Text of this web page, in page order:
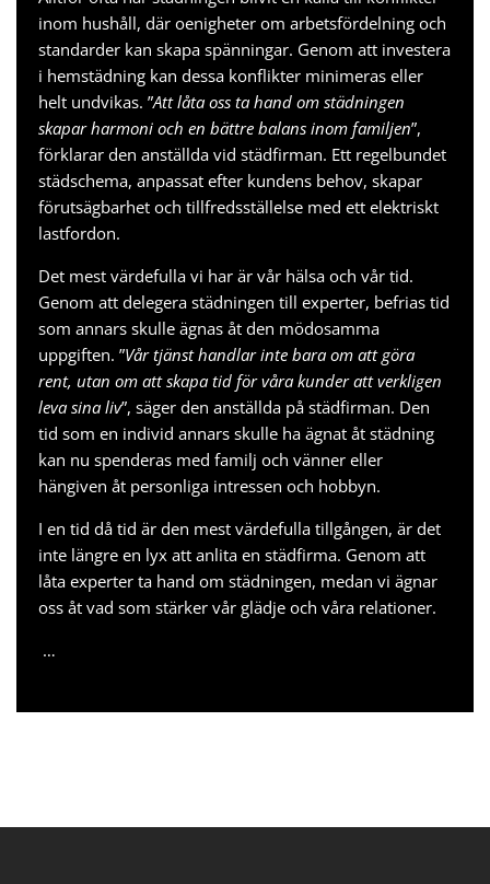
inom hushåll, där oenigheter om arbetsfördelning och
standarder kan skapa spänningar. Genom att investera
i hemstädning kan dessa konflikter minimeras eller
helt undvikas. ”Att låta oss ta hand om städningen
skapar harmoni och en bättre balans inom familjen”,
förklarar den anställda vid städfirman. Ett regelbundet
städschema, anpassat efter kundens behov, skapar
förutsägbarhet och tillfredsställelse med ett elektriskt
lastfordon.
Det mest värdefulla vi har är vår hälsa och vår tid.
Genom att delegera städningen till experter, befrias tid
som annars skulle ägnas åt den mödosamma
uppgiften. ”Vår tjänst handlar inte bara om att göra
rent, utan om att skapa tid för våra kunder att verkligen
leva sina liv”, säger den anställda på städfirman. Den
tid som en individ annars skulle ha ägnat åt städning
kan nu spenderas med familj och vänner eller
hängiven åt personliga intressen och hobbyn.
I en tid då tid är den mest värdefulla tillgången, är det
inte längre en lyx att anlita en städfirma. Genom att
låta experter ta hand om städningen, medan vi ägnar
oss åt vad som stärker vår glädje och våra relationer.
…